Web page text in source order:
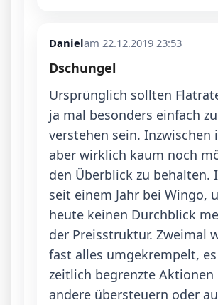
Danielam 22.12.2019 23:53
Dschungel
Ursprünglich sollten
ja mal besonders einfach zu
verstehen sein. Inzwischen
aber wirklich kaum noch
den Überblick zu behalten.
seit einem Jahr bei Wingo,
heute keinen Durchblick
der Preisstruktur. Zweimal
fast alles umgekrempelt,
zeitlich begrenzte Aktionen
andere übersteuern oder